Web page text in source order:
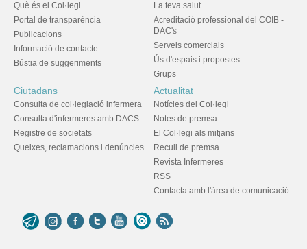
Què és el Col·legi
Portal de transparència
Publicacions
Informació de contacte
Bústia de suggeriments
La teva salut
Acreditació professional del COIB -
DAC's
Serveis comercials
Ús d'espais i propostes
Grups
Ciutadans
Consulta de col·legiació infermera
Consulta d'infermeres amb DACS
Registre de societats
Queixes, reclamacions i denúncies
Actualitat
Notícies del Col·legi
Notes de premsa
El Col·legi als mitjans
Recull de premsa
Revista Infermeres
RSS
Contacta amb l'àrea de comunicació